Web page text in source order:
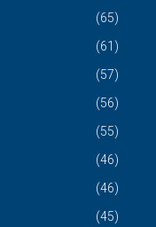
(65)
(61)
(57)
(56)
(55)
(46)
(46)
(45)